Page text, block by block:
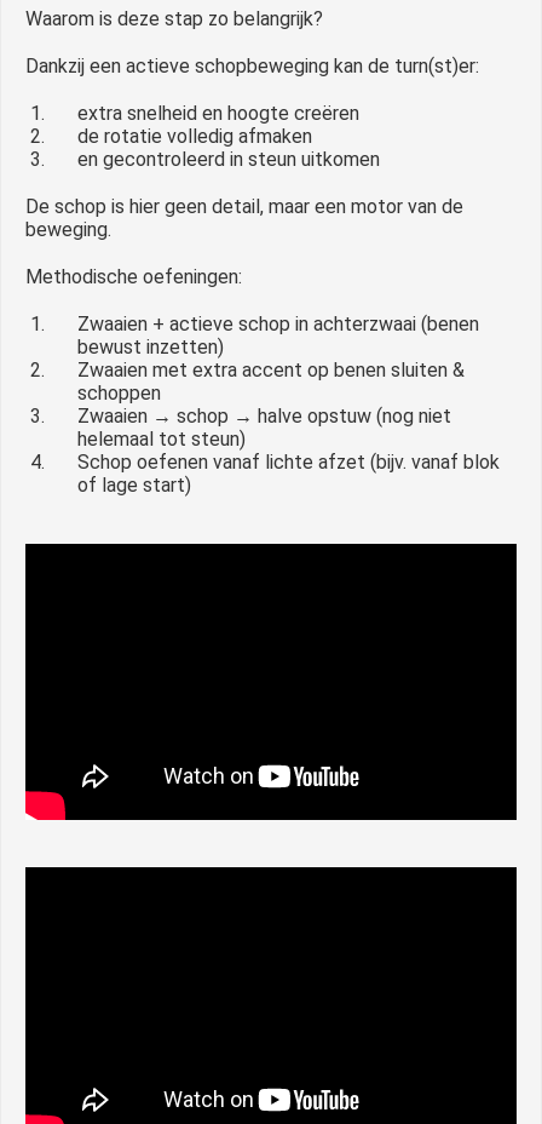
Waarom is deze stap zo belangrijk?
Dankzij een actieve schopbeweging kan de turn(st)er:
extra snelheid en hoogte creëren
de rotatie volledig afmaken
en gecontroleerd in steun uitkomen
De schop is hier geen detail, maar een motor van de
beweging.
Methodische oefeningen:
Zwaaien + actieve schop in achterzwaai (benen
bewust inzetten)
Zwaaien met extra accent op benen sluiten &
schoppen
Zwaaien → schop → halve opstuw (nog niet
helemaal tot steun)
Schop oefenen vanaf lichte afzet (bijv. vanaf blok
of lage start)